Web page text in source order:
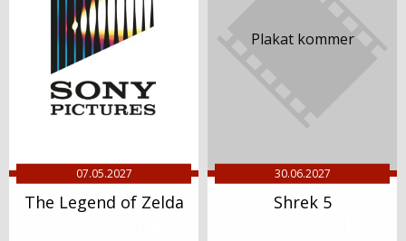
07.05.2027
The Legend of Zelda
30.06.2027
Shrek 5